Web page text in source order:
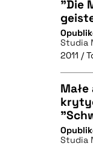
"Die
Studia
2011 /
Studia